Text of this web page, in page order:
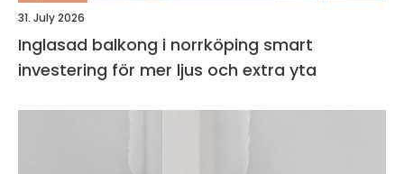
31. July 2026
Inglasad balkong i norrköping smart
investering för mer ljus och extra yta